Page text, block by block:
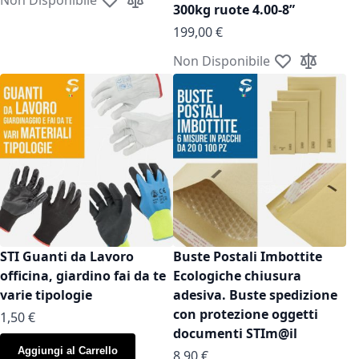
Aggiungi alla lista desideri
Aggiungi al confronto
300kg ruote 4.00-8”
199,00 €
Non Disponibile Aggiungi alla
Aggiungi
STI Guanti da Lavoro
officina, giardino fai da te
varie tipologie
As low as
1,50 €
Aggiungi al Carrello
Buste Postali Imbottite
Ecologiche chiusura
adesiva. Buste spedizione
con protezione oggetti
documenti STIm@il
As low as